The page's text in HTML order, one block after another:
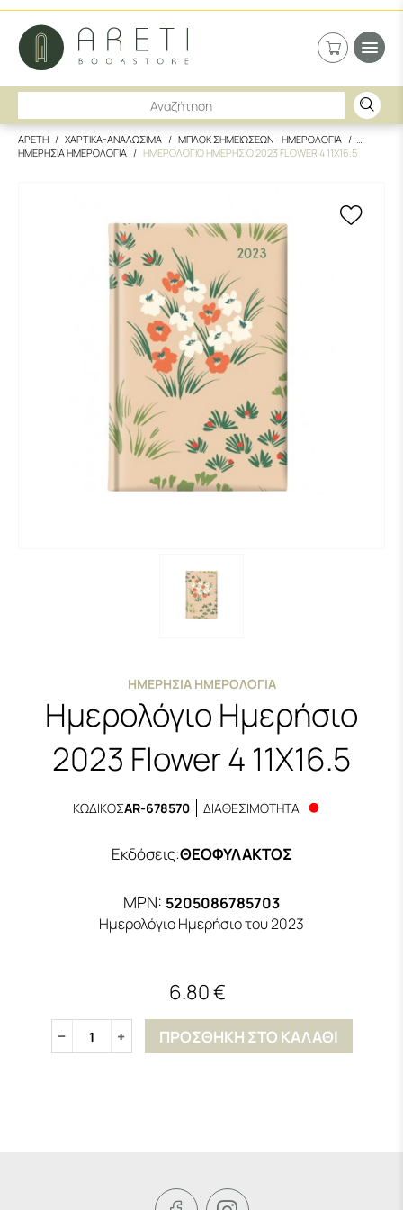
ΑΡΕΤΗ ΧΑΡΤΙΚΑ-ΑΝΑΛΩΣΙΜΑ
ΜΠΛΟΚ ΣΗΜΕΙΩΣΕΩΝ - ΗΜΕΡΟΛΟΓΙΑ
ΗΜΕΡΗΣΙΑ ΗΜΕΡΟΛΟΓΙΑ
ΗΜΕΡΟΛΟΓΙΟ ΗΜΕΡΗΣΙΟ 2023 FLOWER 4 11Χ16.5
ΗΜΕΡΉΣΙΑ ΗΜΕΡΟΛΌΓΙΑ
Ημερολόγιο Ημερήσιο
2023 Flower 4 11Χ16.5
ΚΩΔΙΚΟΣAR-678570 ΔΙΑΘΕΣΙΜΟΤΗΤΑ
Εκδόσεις:ΘΕΟΦΥΛΑΚΤΟΣ
MPN: 5205086785703
Ημερολόγιο Ημερήσιο του 2023
6.80 €
1 ΠΡΟΣΘΗΚΗ ΣΤΟ ΚΑΛΑΘΙ